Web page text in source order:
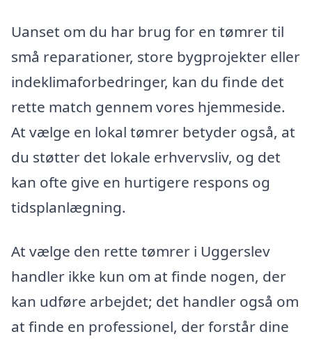
Uanset om du har brug for en tømrer til
små reparationer, store bygprojekter eller
indeklimaforbedringer, kan du finde det
rette match gennem vores hjemmeside.
At vælge en lokal tømrer betyder også, at
du støtter det lokale erhvervsliv, og det
kan ofte give en hurtigere respons og
tidsplanlægning.
At vælge den rette tømrer i Uggerslev
handler ikke kun om at finde nogen, der
kan udføre arbejdet; det handler også om
at finde en professionel, der forstår dine